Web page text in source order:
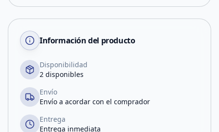
Información del producto
Disponibilidad
2 disponibles
Envío
Envío a acordar con el comprador
Entrega
Entrega inmediata